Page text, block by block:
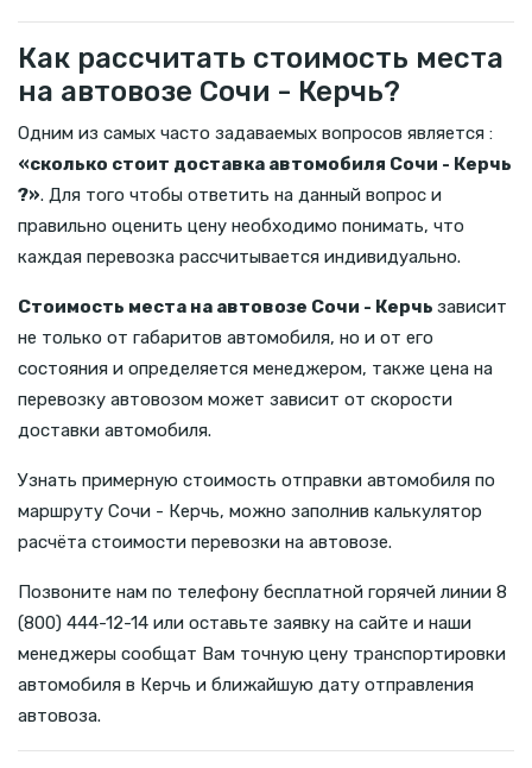
Как рассчитать стоимость места
на автовозе Сочи - Керчь?
Одним из самых часто задаваемых вопросов является :
«сколько стоит доставка автомобиля Сочи - Керчь
?». Для того чтобы ответить на данный вопрос и
правильно оценить цену необходимо понимать, что
каждая перевозка рассчитывается индивидуально.
Стоимость места на автовозе Сочи - Керчь зависит
не только от габаритов автомобиля, но и от его
состояния и определяется менеджером, также цена на
перевозку автовозом может зависит от скорости
доставки автомобиля.
Узнать примерную стоимость отправки автомобиля по
маршруту Сочи - Керчь, можно заполнив калькулятор
расчёта стоимости перевозки на автовозе.
Позвоните нам по телефону бесплатной горячей линии 8
(800) 444-12-14 или оставьте заявку на сайте и наши
менеджеры сообщат Вам точную цену транспортировки
автомобиля в Керчь и ближайшую дату отправления
автовоза.